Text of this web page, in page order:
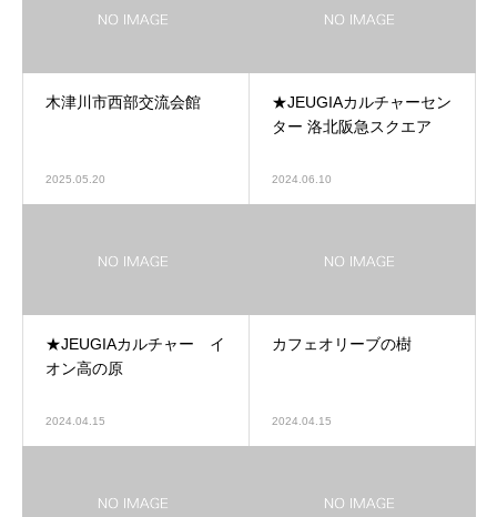
木津川市西部交流会館
2025.05.20
★JEUGIAカルチャーセン
ター 洛北阪急スクエア
2024.06.10
★JEUGIAカルチャー イ
オン高の原
2024.04.15
カフェオリーブの樹
2024.04.15